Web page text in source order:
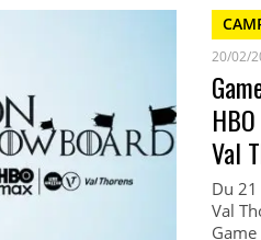
20/02/
Val
Du
Val